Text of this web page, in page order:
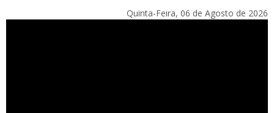
Quinta-Feira, 06 de Agosto de 2026